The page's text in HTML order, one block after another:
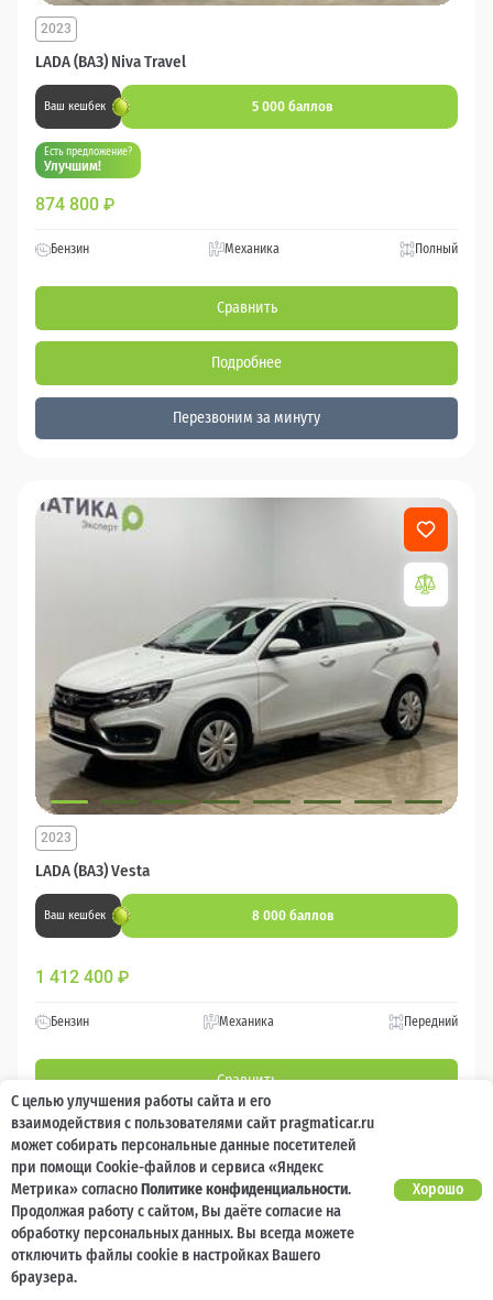
LADA (ВАЗ) Niva Travel
2023
Ваш кешбек 5 000 баллов
Есть предложение?
Улучшим!
874 800 ₽
Бензин Механика Полный
Сравнить
Подробнее
Перезвоним за минуту
LADA (ВАЗ) Vesta
2023
Ваш кешбек 8 000 баллов
1 412 400 ₽
Бензин Механика Передний
Сравнить
Подробнее
Перезвоним за минуту
С целью улучшения работы сайта и его
взаимодействия с пользователями сайт pragmaticar.ru
может собирать персональные данные посетителей
при помощи Cookie-файлов и сервиса «Яндекс
Метрика» согласноПолитике конфиденциальности.
Продолжая работу с сайтом, Вы даёте согласие на
обработку персональных данных. Вы всегда можете
отключить файлы cookie в настройках Вашего
браузера.
Хорошо